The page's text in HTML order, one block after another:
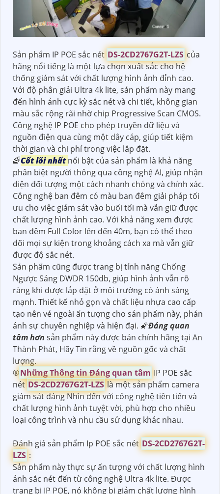
Sản phẩm IP POE sắc nét DS-2CD2767G2T-LZS của
hãng nổi tiếng là một lựa chọn xuất sắc cho hệ
thống giám sát với chất lượng hình ảnh đỉnh cao.
Với độ phân giải Ultra 4k lite, sản phẩm này mang
đến hình ảnh cực kỳ sắc nét và chi tiết, không gian
màu sắc rộng rãi nhờ chip Progressive Scan CMOS.
Công nghệ IP POE cho phép truyền dữ liệu và
nguồn điện qua cùng một dây cáp, giúp tiết kiệm
thời gian và chi phí trong việc lắp đặt.
🌈Cốt lõi nhấtnổi bật của sản phẩm là khả năng
phân biệt người thông qua công nghệ AI, giúp nhận
diện đối tượng một cách nhanh chóng và chính xác.
Công nghệ ban đêm có màu ban đêm giải pháp tối
ưu cho việc giám sát vào buổi tối mà vẫn giữ được
chất lượng hình ảnh cao. Với khả năng xem được
ban đêm Full Color lên đến 40m, bạn có thể theo
dõi mọi sự kiện trong khoảng cách xa mà vẫn giữ
được độ sắc nét.
Sản phẩm cũng được trang bị tính năng Chống
Ngược Sáng DWDR 150db, giúp hình ảnh vẫn rõ
ràng khi được lắp đặt ở môi trường có ánh sáng
mạnh. Thiết kế nhỏ gọn và chất liệu nhựa cao cấp
tạo nên vẻ ngoài ấn tượng cho sản phẩm này, phản
ánh sự chuyên nghiệp và hiện đại. 🌠Đáng quan
tâm hơn sản phẩm này được bán chính hãng tại An
Thành Phát, Hãy Tin rằng về nguồn gốc và chất
lượng.
®️Những Thông tin Đáng quan tâm IP POE sắc
nétDS-2CD2767G2T-LZSlà một sản phẩm camera
giám sát đáng Nhìn đến với công nghệ tiên tiến và
chất lượng hình ảnh tuyệt vời, phù hợp cho nhiều
loại công trình và nhu cầu sử dụng khác nhau.
Đánh giá sản phẩm Ip POE sắc nét DS-2CD2767G2T-
LZS :
Sản phẩm này thực sự ấn tượng với chất lượng hình
ảnh sắc nét đến từ công nghệ Ultra 4k lite. Được
trang bị IP POE, nó không bị giảm chất lượng hình